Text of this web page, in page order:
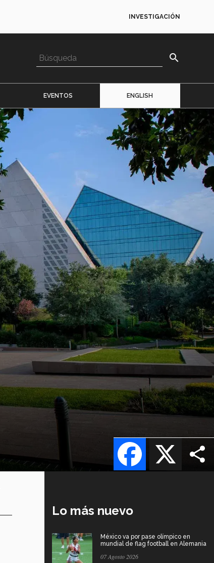
INVESTIGACIÓN
search
EVENTOS ENGLISH
X
Facebook
Lo más nuevo
México va por pase olímpico en
mundial de flag football en Alemania
07 Agosto 2026